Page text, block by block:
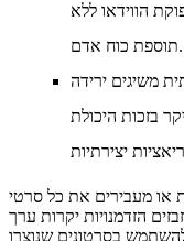
הווידאו ללא
תוספת כוח אדם.
משיגים ירידה
בזכות היכולת
או מעבירים את כל סרטי
הזדמנויות יקרות ערך
בסרטונים שנוצרו